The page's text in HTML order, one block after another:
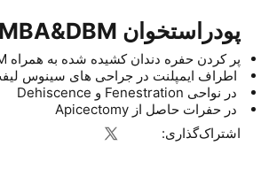
پودراستخوان ITP&Regen _ MBA&DBM
پر کردن حفره دندان کشیده شده به همراه DBM
اطراف ایمپلنت در جراحی های سینوس
در نواحی Fenestration و Dehiscence
در حفرات حاصل از Apicectomy
اشتراک‌گذاری: